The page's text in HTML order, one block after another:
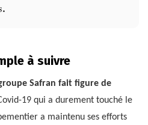
à suivre
Safran fait figure de
19 qui a durement touché le
a maintenu ses efforts